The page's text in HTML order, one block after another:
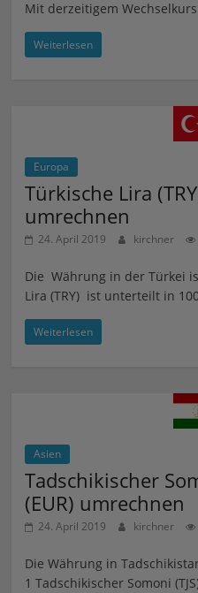
Mit derzeitigem
Weiterlesen
Europa
Türkische Lira
umrechnen
24. April 2019 kirchner
Die Währung in der Türkei
Lira (TRY) ist unterteilt in
Weiterlesen
Asien
Tadschikischer
(EUR) umrechnen
24. April 2019 kirchner
Die Währung in
1 Tadschikischer Somoni